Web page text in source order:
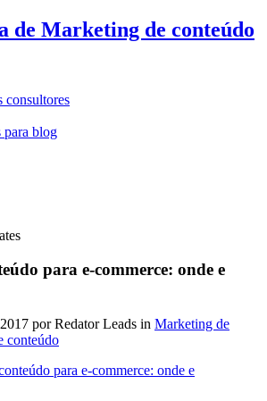
de Marketing de conteúdo
consultores
para blog
para e-commerce: onde e
por Redator Leads in Marketing de
conteúdo